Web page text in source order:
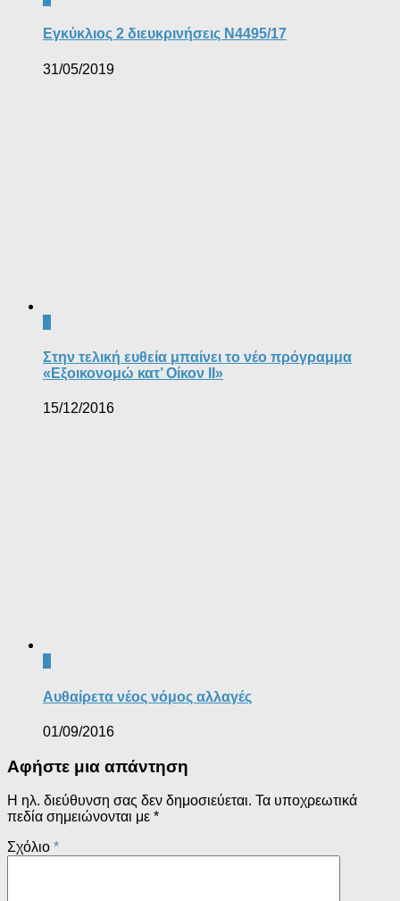
Εγκύκλιος 2 διευκρινήσεις Ν4495/17
31/05/2019
Στην τελική ευθεία μπαίνει το νέο πρόγραμμα
«Εξοικονομώ κατ’ Οίκον ΙΙ»
15/12/2016
Αυθαίρετα νέος νόμος αλλαγές
01/09/2016
Αφήστε μια απάντηση
Η ηλ. διεύθυνση σας δεν δημοσιεύεται. Τα υποχρεωτικά
πεδία σημειώνονται με *
Σχόλιο *